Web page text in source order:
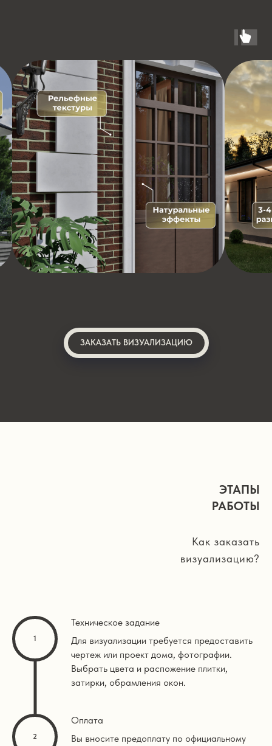
ЗАКАЗАТЬ ВИЗУАЛИЗАЦИЮ
ЭТАПЫ
РАБОТЫ
Как заказать
визуализацию?
Техническое задание
Для визуализации требуется предоставить
чертеж или проект дома, фотографии.
Выбрать цвета и распожение плитки,
затирки, обрамления окон.
Оплата
Вы вносите предоплату по официальному